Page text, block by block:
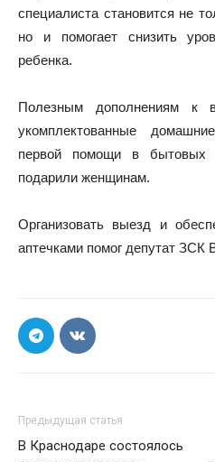
специалиста становится не
но и помогает снизить
ребенка.
Полезным дополнениям к
укомплектованные
первой помощи в
подарили женщинам.
Организовать выезд и
аптечками помог депутат ЗСК
Предыдущая статья
В Краснодаре состоялось